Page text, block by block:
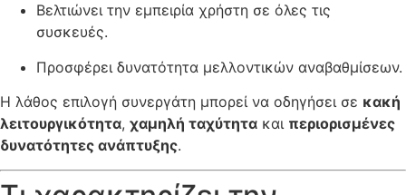
Βελτιώνει την εμπειρία χρήστη σε όλες τις
συσκευές.
Προσφέρει δυνατότητα μελλοντικών αναβαθμίσεων.
Η λάθος επιλογή συνεργάτη μπορεί να οδηγήσει σε κακή
λειτουργικότητα, χαμηλή ταχύτητα και περιορισμένες
δυνατότητες ανάπτυξης.